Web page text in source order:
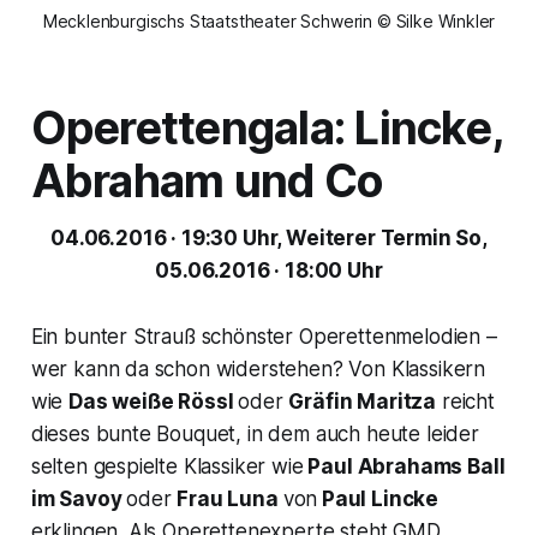
Mecklenburgischs Staatstheater Schwerin © Silke Winkler
Operettengala: Lincke,
Abraham und Co
04.06.2016 · 19:30 Uhr, Weiterer Termin So,
05.06.2016 · 18:00 Uhr
Ein bunter Strauß schönster Operettenmelodien –
wer kann da schon widerstehen? Von Klassikern
wie Das weiße Rössl oder Gräfin Maritza reicht
dieses bunte Bouquet, in dem auch heute leider
selten gespielte Klassiker wie Paul Abrahams Ball
im Savoyoder Frau Luna von Paul Lincke